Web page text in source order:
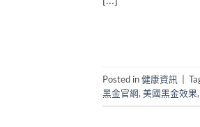
Posted in健康資訊
黑金官網, 美國黑金效果,